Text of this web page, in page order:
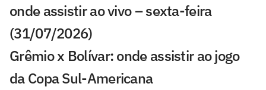
onde assistir ao vivo – sexta-feira
(31/07/2026)
Grêmio x Bolívar: onde assistir ao jogo
da Copa Sul-Americana